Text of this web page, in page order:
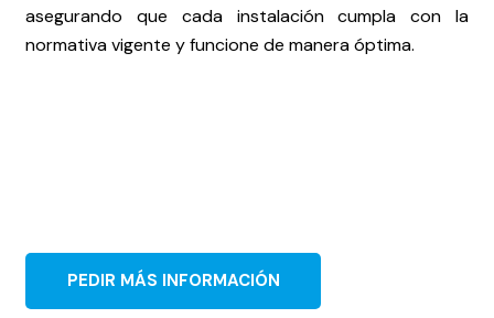
asegurando que cada instalación cumpla con la
normativa vigente y funcione de manera óptima.
PEDIR MÁS INFORMACIÓN